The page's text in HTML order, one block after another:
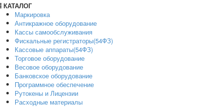
КАТАЛОГ
Маркировка
Антикражное оборудование
Кассы самообслуживания
Фискальные регистраторы(54ФЗ)
Кассовые аппараты(54ФЗ)
Торговое оборудование
Весовое оборудование
Банковское оборудование
Программное обеспечение
Рутокены и Лицензии
Расходные материалы